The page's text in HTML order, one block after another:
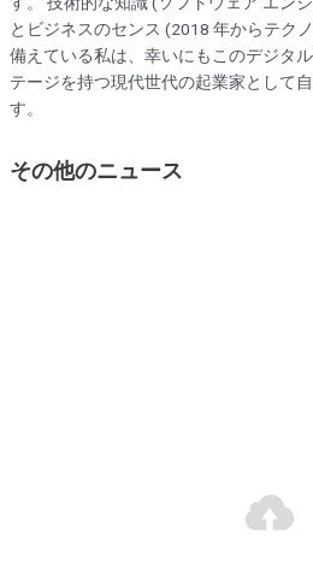
とビジネスのセンス (2018 年からテク
備えている私は、幸いにもこのデジタ
テージを持つ現代世代の起業家として
す。
その他のニュース